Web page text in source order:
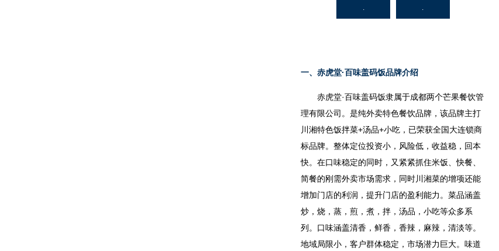
. .
一、 赤虎堂·百味盖码饭品牌介绍
赤虎堂·百味盖码饭隶属于成都两个芒果餐饮管
理有限公司。是纯外卖特色餐饮品牌，该品牌主打
川湘特色饭拌菜+汤品+小吃，已荣获全国大连锁商
标品牌。整体定位投资小，风险低，收益稳，回本
快。在口味稳定的同时，又紧紧抓住米饭、快餐、
简餐的刚需外卖市场需求，同时川湘菜的增项还能
增加门店的利润，提升门店的盈利能力。菜品涵盖
炒，烧，蒸，煎，煮，拌，汤品，小吃等众多系
列。口味涵盖清香，鲜香，香辣，麻辣，清淡等。
地域局限小，客户群体稳定，市场潜力巨大。味道